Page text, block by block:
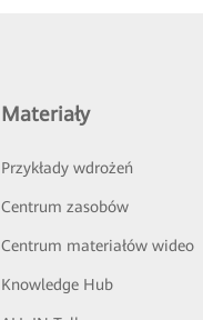
Materiały
Przykłady wdrożeń
Centrum zasobów
Centrum materiałów wideo
Knowledge Hub